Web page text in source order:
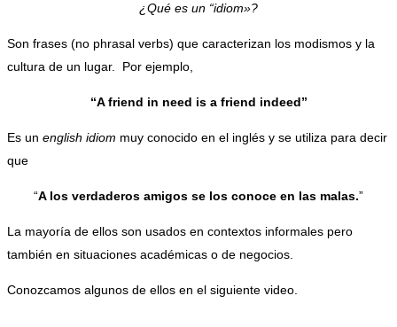
¿Qué es un “idiom»?
Son frases (no phrasal verbs) que caracterizan los modismos y la
cultura de un lugar. Por ejemplo,
“A friend in need is a friend indeed”
Es un english idiom muy conocido en el inglés y se utiliza para decir
que
“A los verdaderos amigos se los conoce en las malas.”
La mayoría de ellos son usados en contextos informales pero
también en situaciones académicas o de negocios.
Conozcamos algunos de ellos en el siguiente video.